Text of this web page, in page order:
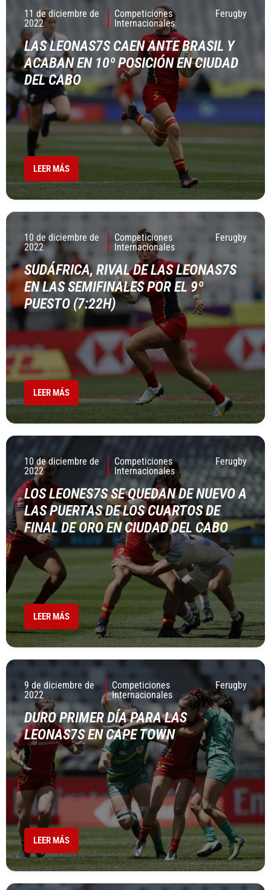
11 de diciembre de
2022
Competiciones
Internacionales
Ferugby
LAS LEONAS7S CAEN ANTE BRASIL Y
ACABAN EN 10º POSICIÓN EN CIUDAD
DEL CABO
LEER MÁS
10 de diciembre de
2022
Competiciones
Internacionales
Ferugby
SUDÁFRICA, RIVAL DE LAS LEONAS7S
EN LAS SEMIFINALES POR EL 9º
PUESTO (7:22H)
LEER MÁS
10 de diciembre de
2022
Competiciones
Internacionales
Ferugby
LOS LEONES7S SE QUEDAN DE NUEVO A
LAS PUERTAS DE LOS CUARTOS DE
FINAL DE ORO EN CIUDAD DEL CABO
LEER MÁS
9 de diciembre de
2022
Competiciones
Internacionales
Ferugby
DURO PRIMER DÍA PARA LAS
LEONAS7S EN CAPE TOWN
LEER MÁS